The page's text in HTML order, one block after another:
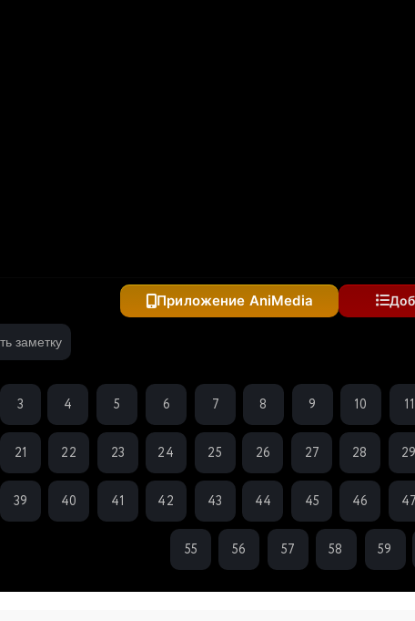
Приложение AniMedia
заметку
3 4 5 6 7 8 9 10 11
21 22 23 24 25 26 27 28 29
39 40 41 42 43 44 45 46 47
55 56 57 58 59